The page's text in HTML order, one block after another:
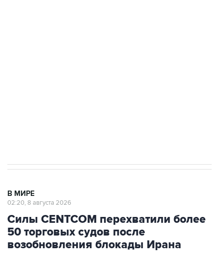
Силы CENTCOM перехватили более
50 торговых судов после
возобновления блокады Ирана
Москва. 8 августа. INTERFAX.RU -